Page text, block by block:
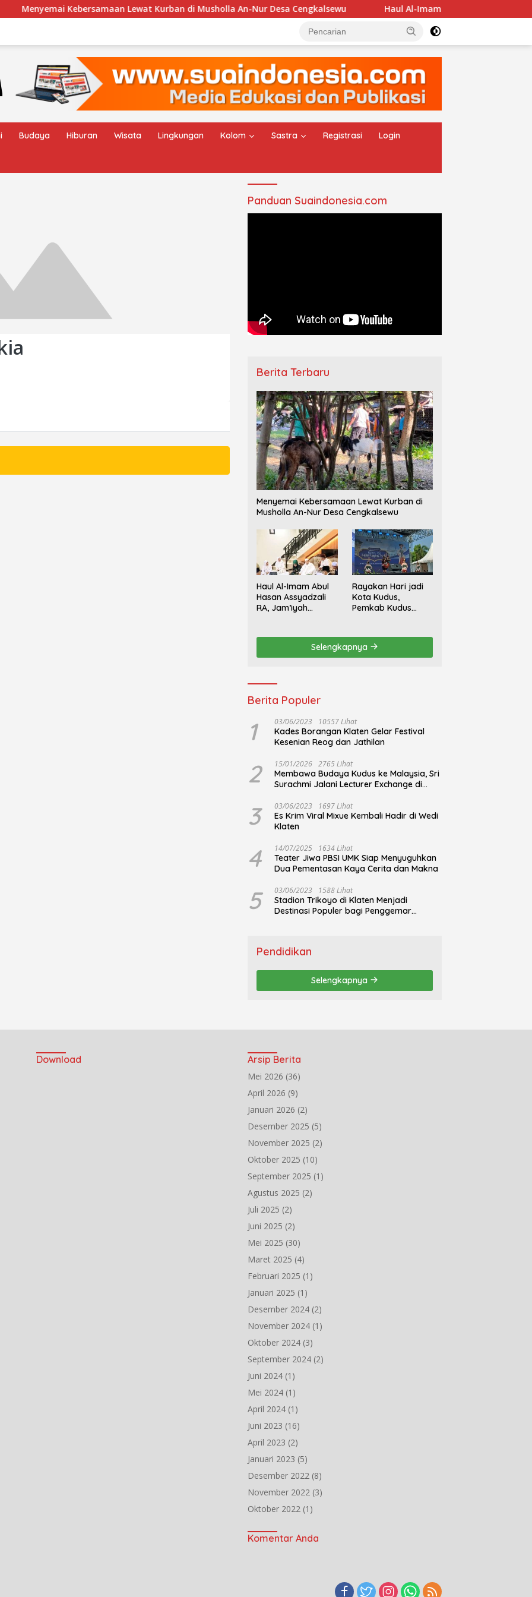
Kebersamaan Lewat Kurban di Musholla An-Nur Desa Cengkalsewu Haul Al-Imam Abul Hasan Assyadzali RA,
Budaya Hiburan Wisata Lingkungan Kolom Sastra Registrasi Login
Panduan Suaindonesia.com
Berita Terbaru
Menyemai Kebersamaan Lewat Kurban di
Musholla An-Nur Desa Cengkalsewu
Haul Al-Imam Abul
Hasan Assyadzali
RA, Jam’iyah
Berlangsung
Rayakan Hari jadi
Kota Kudus,
Pemkab Kudus
Gelar Festival Tari
Lajur Caping Kalo
Selengkapnya
Berita Populer
1 03/06/2023 10557 Lihat
Kades Borangan Klaten Gelar Festival
Kesenian Reog dan Jathilan
2 15/01/2026 2765 Lihat
Membawa Budaya Kudus ke Malaysia, Sri
Surachmi Jalani Lecturer Exchange di
3 03/06/2023 1697 Lihat
Es Krim Viral Mixue Kembali Hadir di Wedi
Klaten
4 14/07/2025 1634 Lihat
Teater Jiwa PBSI UMK Siap Menyuguhkan
Dua Pementasan Kaya Cerita dan Makna
5 03/06/2023 1588 Lihat
Stadion Trikoyo di Klaten Menjadi
Destinasi Populer bagi Penggemar
Pendidikan
Selengkapnya
Download Arsip Berita
Mei 2026 (36)
April 2026 (9)
Januari 2026 (2)
Desember 2025 (5)
November 2025 (2)
Oktober 2025 (10)
September 2025 (1)
Agustus 2025 (2)
Juli 2025 (2)
Juni 2025 (2)
Mei 2025 (30)
Maret 2025 (4)
Februari 2025 (1)
Januari 2025 (1)
Desember 2024 (2)
November 2024 (1)
Oktober 2024 (3)
September 2024 (2)
Juni 2024 (1)
Mei 2024 (1)
April 2024 (1)
Juni 2023 (16)
April 2023 (2)
Januari 2023 (5)
Desember 2022 (8)
November 2022 (3)
Oktober 2022 (1)
Komentar Anda